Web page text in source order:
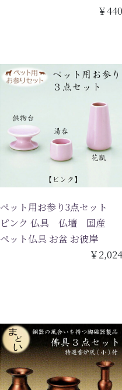
￥440
ペット用お参り3点セット
ピンク 仏具 仏壇 国産
ペット仏具 お盆 お彼岸
￥2,024